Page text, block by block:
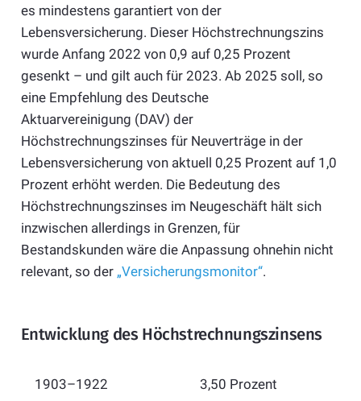
es mindestens garantiert von der
Lebensversicherung. Dieser Höchstrechnungszins
wurde Anfang 2022 von 0,9 auf 0,25 Prozent
gesenkt – und gilt auch für 2023. Ab 2025 soll, so
eine Empfehlung des Deutsche
Aktuarvereinigung (DAV) der
Höchstrechnungszinses für Neuverträge in der
Lebensversicherung von aktuell 0,25 Prozent auf 1,0
Prozent erhöht werden. Die Bedeutung des
Höchstrechnungszinses im Neugeschäft hält sich
inzwischen allerdings in Grenzen, für
Bestandskunden wäre die Anpassung ohnehin nicht
relevant, so der „Versicherungsmonitor“.
Entwicklung des Höchstrechnungszinsens
​1903–1922 ​3,50 Prozent